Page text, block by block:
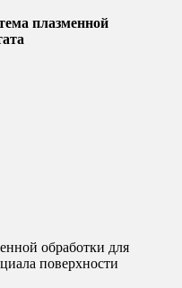
плазменной
обработки для
поверхности